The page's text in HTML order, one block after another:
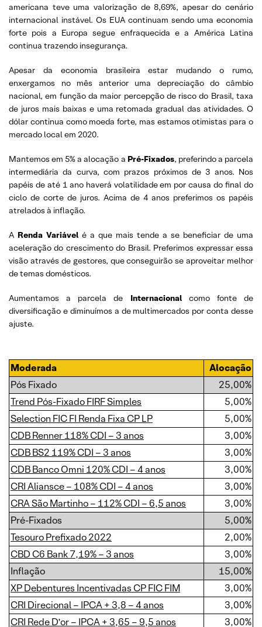
americana teve uma valorização de 8,69%, apesar do cenário
internacional instável. Os EUA continuam sendo uma economia
forte pois a Europa segue enfraquecida e a América Latina
continua trazendo insegurança.
Apesar da economia brasileira estar mudando o rumo,
enxergamos no mês anterior uma depreciação do câmbio
nacional, em função da maior percepção de risco do Brasil, taxa
de juros mais baixas e uma retomada gradual das atividades. O
dólar continua como moeda forte, mas estamos otimistas para o
mercado local em 2020.
Mantemos em 5% a alocação a Pré-Fixados, preferindo a parcela
intermediária da curva, com prazos próximos de 3 anos. Nos
papéis de até 1 ano haverá volatilidade em por causa do final do
ciclo de corte de juros. Acima de 4 anos preferimos os papéis
atrelados à inflação.
A Renda Variável é a que mais tende a se beneficiar de uma
aceleração do crescimento do Brasil. Preferimos expressar essa
visão através de gestores, que conseguirão se aproveitar melhor
de temas domésticos.
Aumentamos a parcela de Internacional como fonte de
diversificação e diminuímos a de multimercados por conta desse
ajuste.
Moderada
Alocação
Pós Fixado
25,00%
Trend Pós-Fixado FIRF Simples
5,00%
Selection FIC FI Renda Fixa CP LP
5,00%
CDB Renner 118% CDI – 3 anos
3,00%
CDB BS2 119% CDI – 3 anos
3,00%
CDB Banco Omni 120% CDI – 4 anos
3,00%
CRI Aliansce – 108% CDI – 4 anos
3,00%
CRA São Martinho – 112% CDI – 6,5 anos
3,00%
Pré-Fixados
5,00%
Tesouro Prefixado 2022
2,00%
CBD C6 Bank 7,19% – 3 anos
3,00%
Inflação
15,00%
XP Debentures Incentivadas CP FIC FIM
3,00%
CRI Direcional – IPCA + 3,8 – 4 anos
3,00%
CRI Rede D’or – IPCA + 3,65 – 9,5 anos
3,00%